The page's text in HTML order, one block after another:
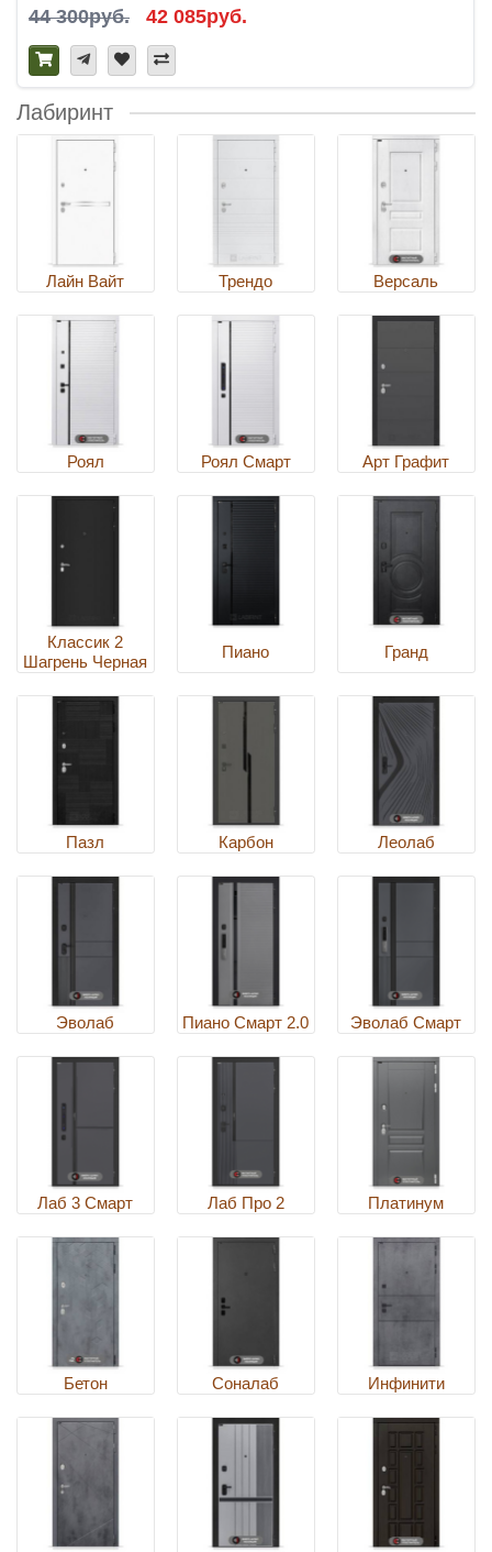
44 300руб. 42 085руб.
Лабиринт
Лайн Вайт Трендо Версаль
Роял Роял Смарт Арт Графит
Классик 2
Шагрень Черная
Пиано Гранд
Пазл Карбон Леолаб
Эволаб Пиано Смарт 2.0 Эволаб Смарт
Лаб 3 Смарт Лаб Про 2 Платинум
Бетон Соналаб Инфинити